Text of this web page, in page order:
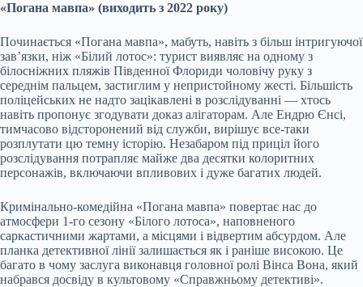
«Погана мавпа» (виходить з 2022 року)
Починається «Погана мавпа», мабуть, навіть з більш інтригуючої
зав’язки, ніж «Білий лотос»: турист виявляє на одному з
білосніжних пляжів Південної Флориди чоловічу руку з
середнім пальцем, застиглим у непристойному жесті. Більшість
поліцейських не надто зацікавлені в розслідуванні — хтось
навіть пропонує згодувати доказ алігаторам. Але Ендрю Єнсі,
тимчасово відсторонений від служби, вирішує все-таки
розплутати цю темну історію. Незабаром під приціл його
розслідування потрапляє майже два десятки колоритних
персонажів, включаючи впливових і дуже багатих людей.
Кримінально-комедійна «Погана мавпа» повертає нас до
атмосфери 1-го сезону «Білого лотоса», наповненого
саркастичними жартами, а місцями і відвертим абсурдом. Але
планка детективної лінії залишається як і раніше високою. Це
багато в чому заслуга виконавця головної ролі Вінса Вона, який
набрався досвіду в культовому «Справжньому детективі».